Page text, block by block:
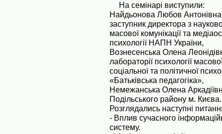
На семінарі виступили:
Найдьонова Любов
заступник директора з
масової комунікації та
психології НАПН України,
Вознесенська Олена
лабораторії психології
соціальної та політичної
«Батьківська педагогіка»,
Немежанська Олена
Подільського району м. Києва.
Розглядались наступні
- Вплив сучасного
систему.